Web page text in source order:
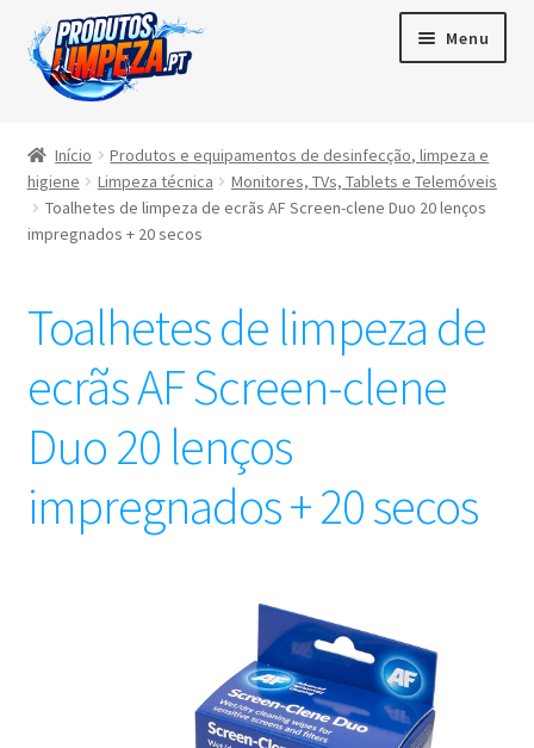
Menu
Produtos
Área de cliente
Português ▼
Início
Produtos e equipamentos de desinfecção, limpeza e
higiene
Limpeza técnica
Monitores, TVs, Tablets e Telemóveis
Toalhetes de limpeza de ecrãs AF Screen-clene Duo 20 lenços
impregnados + 20 secos
Toalhetes de limpeza de
ecrãs AF Screen-clene
Duo 20 lenços
impregnados + 20 secos